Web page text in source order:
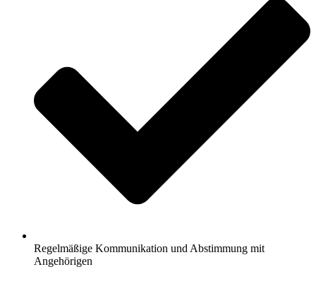
Regelmäßige Kommunikation und Abstimmung mit
Angehörigen